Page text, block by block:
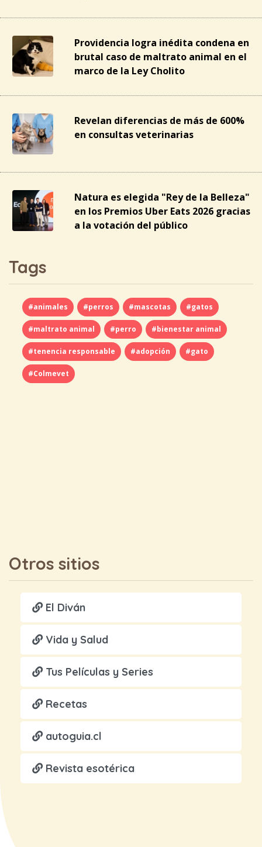
Providencia logra inédita condena en
brutal caso de maltrato animal en el
marco de la Ley Cholito
Revelan diferencias de más de 600%
en consultas veterinarias
Natura es elegida "Rey de la Belleza"
en los Premios Uber Eats 2026 gracias
a la votación del público
Tags
#animales #perros #mascotas #gatos
#maltrato animal #perro #bienestar animal
#tenencia responsable #adopción #gato
#Colmevet
Otros sitios
El Diván
Vida y Salud
Tus Películas y Series
Recetas
autoguia.cl
Revista esotérica